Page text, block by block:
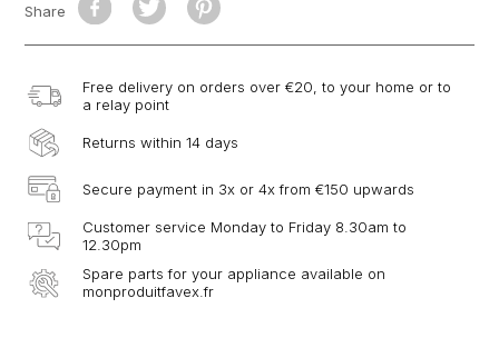
Share
Free delivery on orders over €20, to your home or to
a relay point
Returns within 14 days
Secure payment in 3x or 4x from €150 upwards
Customer service Monday to Friday 8.30am to
12.30pm
Spare parts for your appliance available on
monproduitfavex.fr